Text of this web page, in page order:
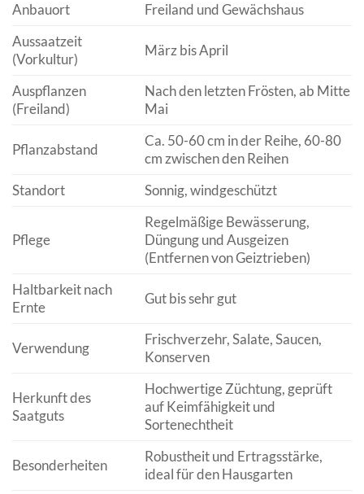
Anbauort
Freiland und Gewächshaus
Aussaatzeit
(Vorkultur)
März bis April
Auspflanzen
(Freiland)
Nach den letzten Frösten, ab Mitte
Mai
Pflanzabstand
Ca. 50-60 cm in der Reihe, 60-80
cm zwischen den Reihen
Standort
Sonnig, windgeschützt
Pflege
Regelmäßige Bewässerung,
Düngung und Ausgeizen
(Entfernen von Geiztrieben)
Haltbarkeit nach
Ernte
Gut bis sehr gut
Verwendung
Frischverzehr, Salate, Saucen,
Konserven
Herkunft des
Saatguts
Hochwertige Züchtung, geprüft
auf Keimfähigkeit und
Sortenechtheit
Besonderheiten
Robustheit und Ertragsstärke,
ideal für den Hausgarten